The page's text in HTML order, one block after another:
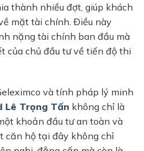
thành nhiều đợt, giúp khách
mặt tài chính. Điều này
nặng tài chính ban đầu mà
của chủ đầu tư về tiến độ thi
và tính pháp lý minh
Lê Trọng Tấn không chỉ là
khoản đầu tư an toàn và
căn hộ tại đây không chỉ